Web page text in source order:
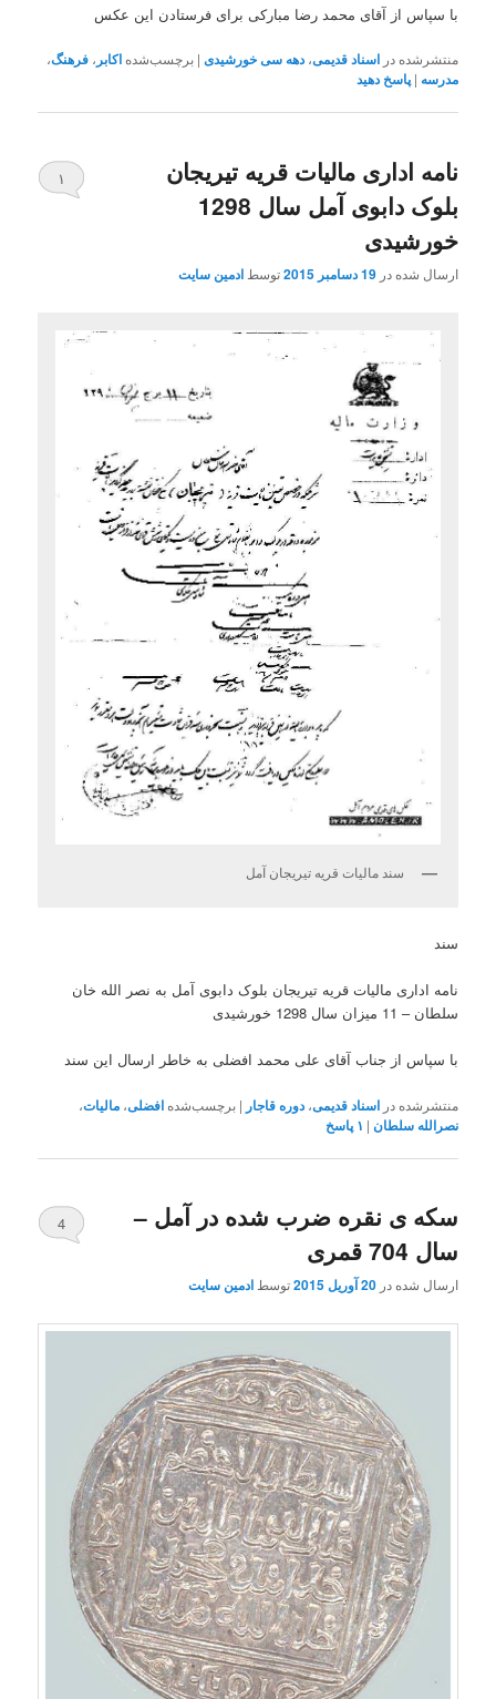
با سپاس از آقای محمد رضا مبارکی برای فرستادن این عکس
منتشرشده در اسناد قدیمی،دهه سی خورشیدی |برچسب‌شده اکابر ،فرهنگ،
مدرسه |پاسخ دهید
نامه اداری مالیات قریه تیریجان
بلوک دابوی آمل سال 1298
خورشیدی
ارسال شده در19 دسامبر 2015 توسطادمین سایت
۱
سند مالیات قریه تیریجان آمل
سند
نامه اداری مالیات قریه تیریجان بلوک دابوی آمل به نصر الله خان
سلطان – 11 میزان سال 1298 خورشیدی
با سپاس از جناب آقای علی محمد افضلی به خاطر ارسال این سند
منتشرشده در اسناد قدیمی،دوره قاجار |برچسب‌شده افضلی،مالیات،
نصرالله سلطان | ۱ پاسخ
سکه ی نقره ضرب شده در آمل –
سال 704 قمری
ارسال شده در20 آوریل 2015 توسطادمین سایت
4